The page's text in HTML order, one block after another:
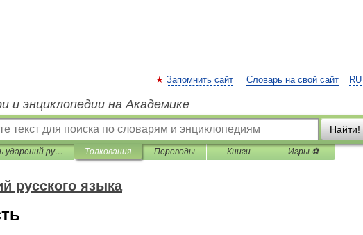
RU
Запомнить сайт Словарь на свой сайт
и энциклопедии на Академике
Найти!
Словарь ударений русского языка Толкования Переводы Книги Игры ⚽
русского языка